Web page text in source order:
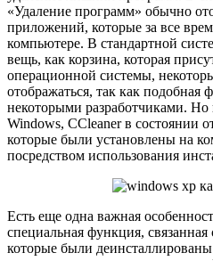
«Удаление программ» обычно
приложений, которые за все
компьютере. В стандартной
вещь, как корзина, которая
операционной системы,
отображаться, так как подобная
некоторыми разработчиками.
Windows, CCleaner в состоянии
которые были установлены на
посредством использования
Есть еще одна важная
специальная функция,
которые были